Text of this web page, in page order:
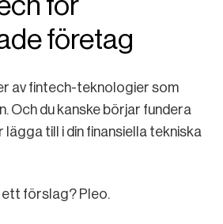
företag
av fintech-teknologier som
Och du kanske börjar fundera
lägga till i din finansiella tekniska
ett förslag? Pleo.